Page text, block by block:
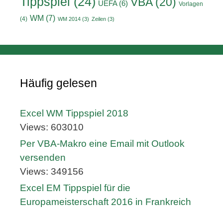
UEFA(6) Vorlagen
(4) WM (7) WM 2014 (3) Zeilen (3)
Häufig gelesen
Excel WM Tippspiel 2018
Views: 603010
Per VBA-Makro eine Email mit Outlook
versenden
Views: 349156
Excel EM Tippspiel für die
Europameisterschaft 2016 in Frankreich